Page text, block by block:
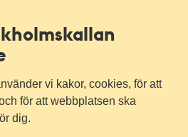
vi kakor, cookies, för att
för att webbplatsen ska
dig.